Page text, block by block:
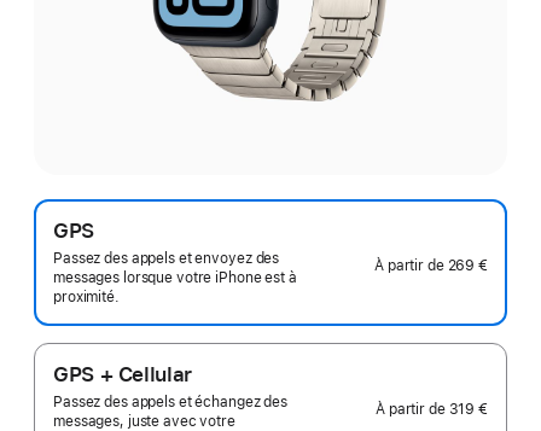
GPS
Passez des appels et envoyez des
messages lorsque votre iPhone est à
proximité.
À partir de 269 €
GPS + Cellular
Passez des appels et échangez des
messages, juste avec votre
À partir de 319 €